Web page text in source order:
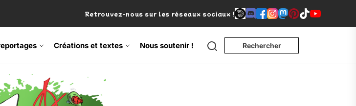
Retrouvez-nous sur les réseaux sociaux !
Créations et textes Nous soutenir ! Rechercher
21 mai (Lyon)